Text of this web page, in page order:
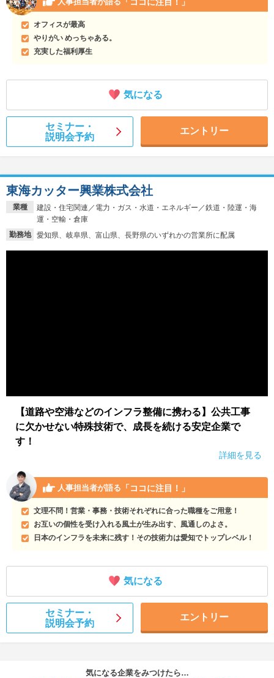
人事担当者が語る 「ココに注目！」
オフィスが最高
やりがい めっちゃある。
充実した福利厚生
気になる
セミナー・
説明会予約
エントリー
業種
建設・住宅関連／電力・ガス・水道・エネルギー／鉄道・陸運・海
運・空輸・倉庫
勤務地
愛知県、岐阜県、富山県、長野県のいずれかの営業所に配属
東海カッター興業株式会社
【道路や空港などのインフラ整備に携わる】公共工事
に欠かせない特殊技術で、成長を続ける安定企業で
す！
詳細を見る
人事担当者が語る 「ココに注目！」
文理不問！営業・事務・技術それぞれに合った職種をご用意！
お互いの個性を受け入れる風土が生み出す、風通しのよさ。
日本のインフラを未来に残す！その技術力は愛知でトップレベル！
気になる
セミナー・
説明会予約
エントリー
気になる企業をみつけたら…